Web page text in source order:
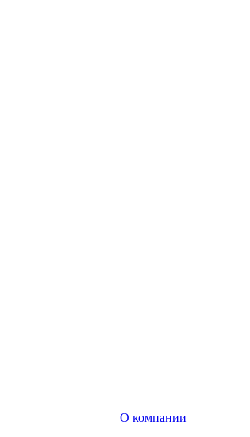
О компании